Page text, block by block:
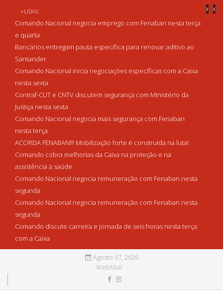
+LIDAS:
Comando Nacional negocia emprego com Fenaban nesta terça
e quarta
Bancários entregam pauta específica para renovar aditivo ao
Santander
Comando Nacional inicia negociações específicas com a Caixa
nesta sexta
Contraf-CUT e CNTV discutem segurança com Ministério da
Justiça nesta sexta
Comando Nacional negocia mais segurança com Fenaban
nesta terça
ACORDA FENABAN!!! Mobilização forte é construída na luta!
Comando cobra melhorias da Caixa na proteção e na
assistência à saúde
Comando Nacional negocia remuneração com Fenaban nesta
segunda
Comando Nacional negocia remuneração com Fenaban nesta
segunda
Comando discute carreira e jornada de seis horas nesta terça
com a Caixa
Agosto 07, 2026
WebMail